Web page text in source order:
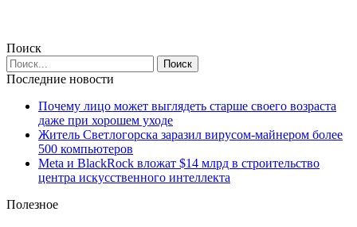
Поиск
Последние новости
Почему лицо может выглядеть старше своего возраста
даже при хорошем уходе
Житель Светлогорска заразил вирусом-майнером более
500 компьютеров
Meta и BlackRock вложат $14 млрд в строительство
центра искусственного интеллекта
Полезное